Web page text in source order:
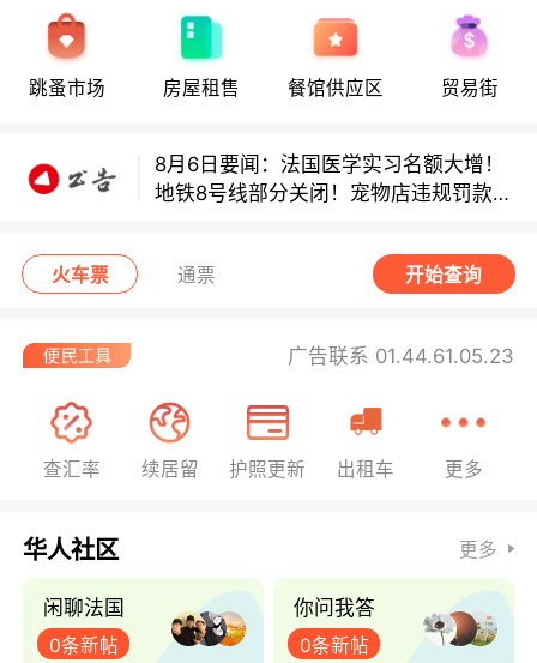
跳蚤市场 房屋租售 餐馆供应区 贸易街
地铁8号线部分关闭！宠物店违规罚款出
炉！
巴黎地铁音乐家海选启动！
8月6日要闻：法国医学实习名额大增！
地铁8号线部分关闭！宠物店违规罚款出
巴黎地铁音乐家海选启动！
火车票 通票 开始查询
广告联系 01.44.61.05.23
查汇率 续居留 护照更新 出租车 更多
华人社区 更多
闲聊法国
0条新帖
你问我答
0条新帖